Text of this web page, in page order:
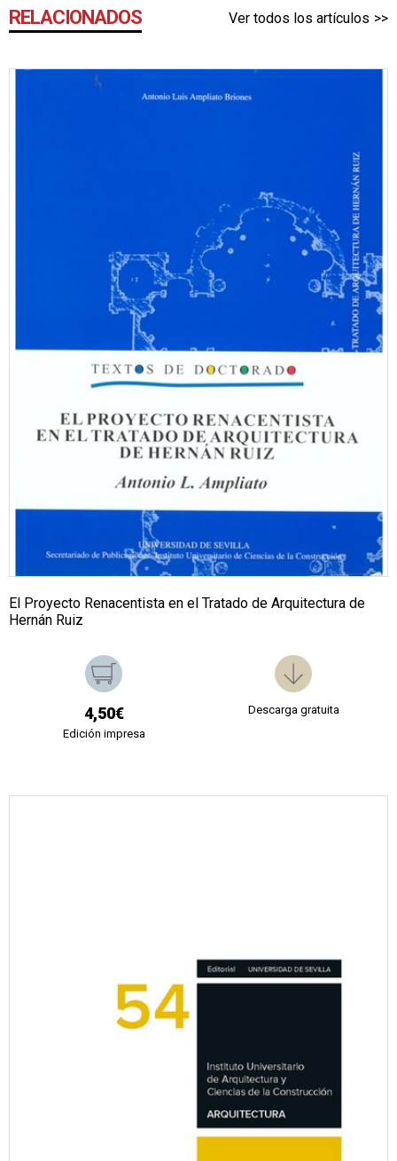
RELACIONADOS Ver todos los artículos
El Proyecto Renacentista en el Tratado de Arquitectura de
Hernán Ruiz
4,50€
Edición impresa
Descarga gratuita